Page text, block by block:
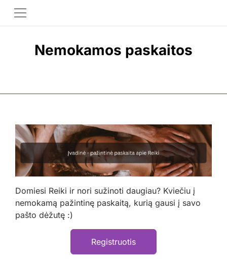
Nemokamos paskaitos
Domiesi Reiki ir nori sužinoti daugiau? Kviečiu į
nemokamą pažintinę paskaitą, kurią gausi į savo
pašto dėžutę :)
Registruotis